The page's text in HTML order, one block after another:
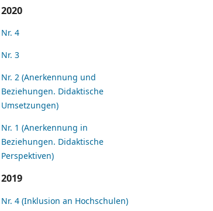
2020
Nr. 4
Nr. 3
Nr. 2 (Anerkennung und
Beziehungen. Didaktische
Umsetzungen)
Nr. 1 (Anerkennung in
Beziehungen. Didaktische
Perspektiven)
2019
Nr. 4 (Inklusion an Hochschulen)